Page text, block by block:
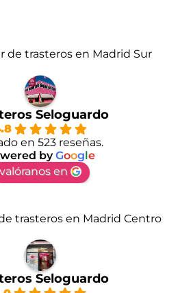
de trasteros en Madrid Sur
Seloguardo
en 523 reseñas.
byGoogle
valóranos en
trasteros en Madrid Centro
Seloguardo